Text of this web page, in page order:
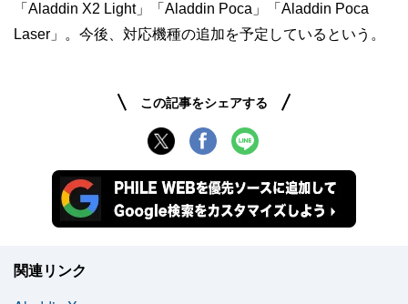
「Aladdin X2 Light」「Aladdin Poca」「Aladdin Poca
Laser」。今後、対応機種の追加を予定しているという。
この記事をシェアする
関連リンク